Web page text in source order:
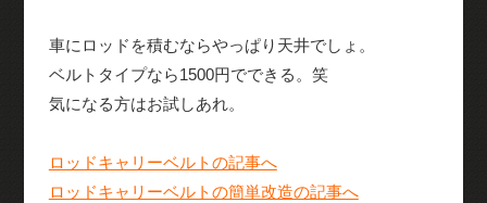
車にロッドを積むならやっぱり天井でしょ。
ベルトタイプなら1500円でできる。笑
気になる方はお試しあれ。
ロッドキャリーベルトの記事へ
ロッドキャリーベルトの簡単改造の記事へ